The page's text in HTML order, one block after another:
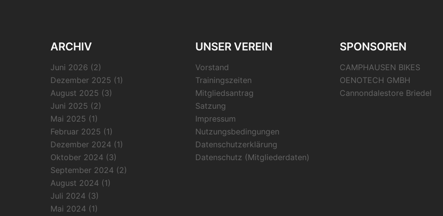
ARCHIV
Juni 2026 (2)
Dezember 2025 (1)
August 2025 (3)
Juni 2025 (2)
Mai 2025 (1)
Februar 2025 (1)
Dezember 2024 (1)
Oktober 2024 (3)
September 2024 (2)
August 2024 (1)
Juli 2024 (3)
Mai 2024 (1)
UNSER VEREIN
Vorstand
Trainingszeiten
Mitgliedsantrag
Satzung
Impressum
Nutzungsbedingungen
Datenschutzerklärung
Datenschutz (Mitgliederdaten)
SPONSOREN
CAMPHAUSEN BIKES
OENOTECH GMBH
Cannondalestore Briedel